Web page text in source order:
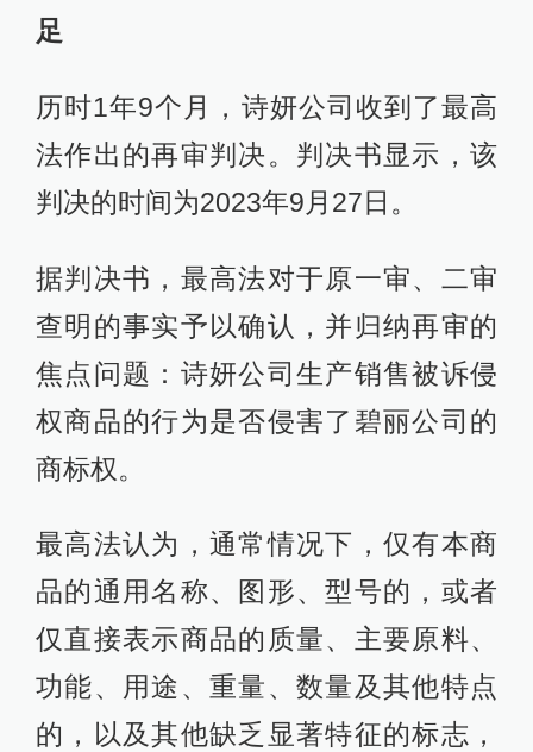
足
历时1年9个月，诗妍公司收到了最高
法作出的再审判决。判决书显示，该
判决的时间为2023年9月27日。
据判决书，最高法对于原一审、二审
查明的事实予以确认，并归纳再审的
焦点问题：诗妍公司生产销售被诉侵
权商品的行为是否侵害了碧丽公司的
商标权。
最高法认为，通常情况下，仅有本商
品的通用名称、图形、型号的，或者
仅直接表示商品的质量、主要原料、
功能、用途、重量、数量及其他特点
的，以及其他缺乏显著特征的标志，